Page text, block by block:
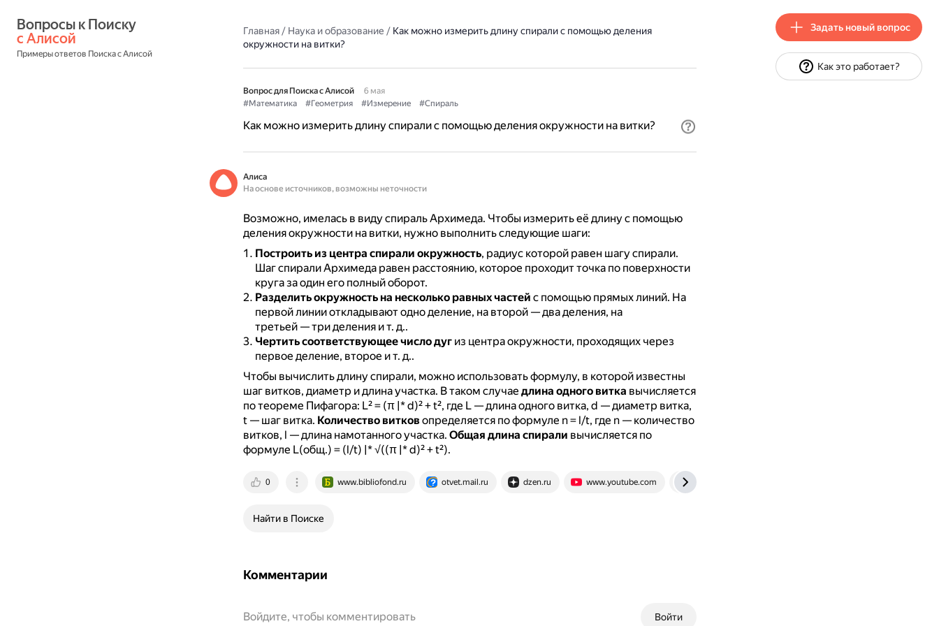
с Алисой
Примеры ответов Поиска с Алисой
Главная/ Наука и образование / Как можно измерить длину спирали с помощью деления
окружности на витки?
Вопрос для Поиска с Алисой
6 мая
#Математика
#Геометрия #Измерение #Спираль
Как можно измерить длину спирали с помощью деления окружности на витки?
Алиса
На основе источников, возможны неточности
Возможно, имелась в виду спираль Архимеда. Чтобы измерить её длину с помощью
деления окружности на витки, нужно выполнить следующие шаги:
Построить из центра спирали окружность, радиус которой равен шагу спирали.
Шаг спирали Архимеда равен расстоянию, которое проходит точка по поверхности
круга за один его полный оборот.
Разделить окружность на несколько равных частей с помощью прямых линий. На
первой линии откладывают одно деление, на второй — два деления, на
третьей — три деления и т. д..
Чертить соответствующее число дугиз центра окружности, проходящих через
первое деление, второе и т. д..
Чтобы вычислить длину спирали, можно использовать формулу, в которой известны
шаг витков, диаметр и длина участка. В таком случае длина одного витка вычисляется
по теореме Пифагора: L² = (π |* d)² + t², где L — длина одного витка, d — диаметр витка,
t — шаг витка. Количество витковопределяется по формуле n = l/t, где n — количество
витков, l — длина намотанного участка. Общая длина спирали вычисляется по
формуле L(общ.) = (l/t) |* √((π |* d)² + t²).
0 www.bibliofond.ru otvet.mail.ru dzen.ru www.youtube.com
Найти в Поиске
Комментарии
Войти
Войдите, чтобы комментировать
Задать новый вопрос
Как это работает?